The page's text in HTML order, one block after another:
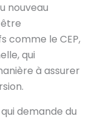
nouveau
comme le CEP,
qui
à assurer
demande du